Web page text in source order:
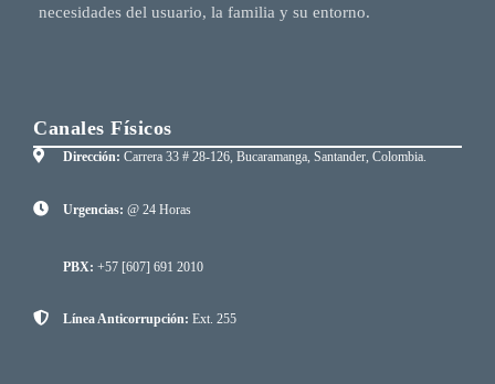
necesidades del usuario, la familia y su entorno.
Canales Físicos
Dirección: Carrera 33 # 28-126, Bucaramanga, Santander, Colombia.
Urgencias: @ 24 Horas
PBX: +57 [607] 691 2010
Línea Anticorrupción: Ext. 255